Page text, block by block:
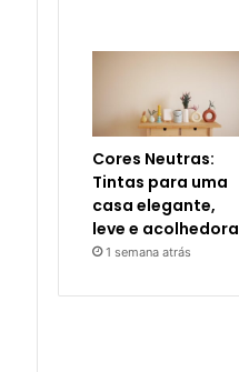
Cores Neutras:
Tintas para uma
casa elegante,
leve e acolhedora
1 semana atrás